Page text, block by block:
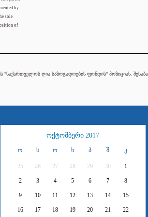
by
sole
of
ღია საზოგადოების ფონდის" პოზიციას.
ოქტომბერი 2017
ო ს ო ხ პ შ კ
25 26 27 28 29 30 1
2 3 4 5 6 7 8
9 10 11 12 13 14 15
16 17 18 19 20 21 22